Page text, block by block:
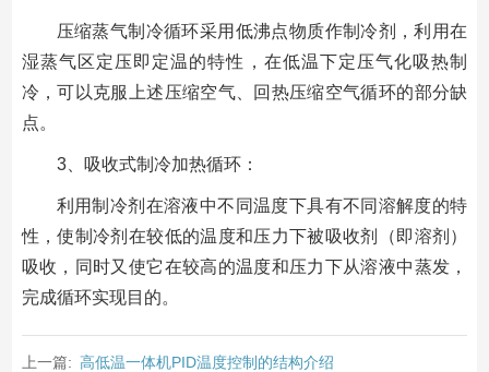
压缩蒸气制冷循环采用低沸点物质作制冷剂，利用在
湿蒸气区定压即定温的特性，在低温下定压气化吸热制
冷，可以克服上述压缩空气、回热压缩空气循环的部分缺
点。
3、吸收式制冷加热循环：
利用制冷剂在溶液中不同温度下具有不同溶解度的特
性，使制冷剂在较低的温度和压力下被吸收剂（即溶剂）
吸收，同时又使它在较高的温度和压力下从溶液中蒸发，
完成循环实现目的。
上一篇: 高低温一体机PID温度控制的结构介绍